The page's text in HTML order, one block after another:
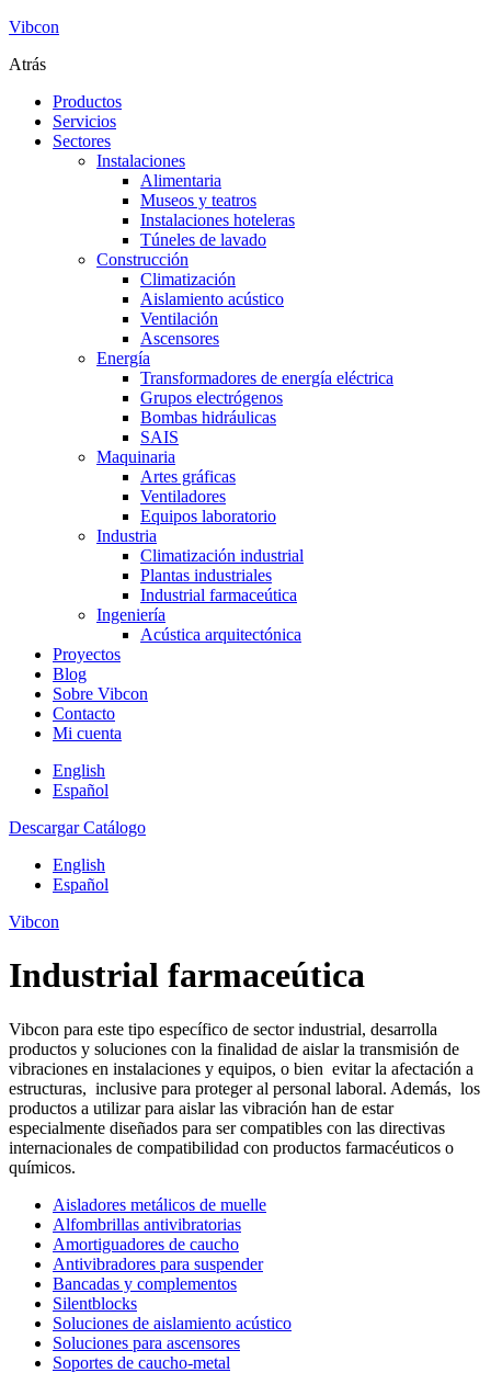
Vibcon
Atrás
Productos
Servicios
Sectores
Instalaciones
Alimentaria
Museos y teatros
Instalaciones hoteleras
Túneles de lavado
Construcción
Climatización
Aislamiento acústico
Ventilación
Ascensores
Energía
Transformadores de energía eléctrica
Grupos electrógenos
Bombas hidráulicas
SAIS
Maquinaria
Artes gráficas
Ventiladores
Equipos laboratorio
Industria
Climatización industrial
Plantas industriales
Industrial farmaceútica
Ingeniería
Acústica arquitectónica
Proyectos
Blog
Sobre Vibcon
Contacto
Mi cuenta
English
Español
Descargar Catálogo
English
Español
Vibcon
Industrial farmaceútica
Vibcon para este tipo específico de sector industrial, desarrolla
productos y soluciones con la finalidad de aislar la transmisión de
vibraciones en instalaciones y equipos, o bien evitar la afectación a
estructuras, inclusive para proteger al personal laboral. Además, los
productos a utilizar para aislar las vibración han de estar
especialmente diseñados para ser compatibles con las directivas
internacionales de compatibilidad con productos farmacéuticos o
químicos.
Aisladores metálicos de muelle
Alfombrillas antivibratorias
Amortiguadores de caucho
Antivibradores para suspender
Bancadas y complementos
Silentblocks
Soluciones de aislamiento acústico
Soluciones para ascensores
Soportes de caucho-metal